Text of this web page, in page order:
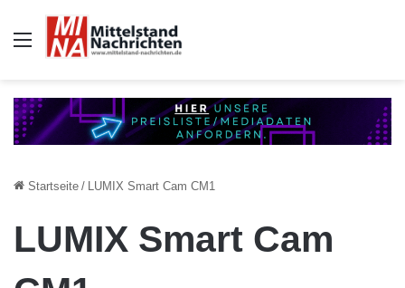
Auswahl
Startseite / LUMIX Smart Cam CM1
LUMIX Smart Cam